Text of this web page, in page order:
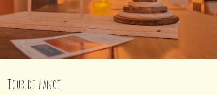
Tour de Hanoï